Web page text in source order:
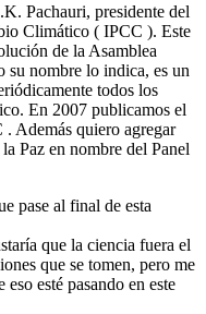
Pachauri, presidente del
Climático ( IPCC ). Este
de la Asamblea
su nombre lo indica, es un
todos los
En 2007 publicamos el
Además quiero agregar
Paz en nombre del Panel
pase al final de esta
que la ciencia fuera el
que se tomen, pero me
esté pasando en este